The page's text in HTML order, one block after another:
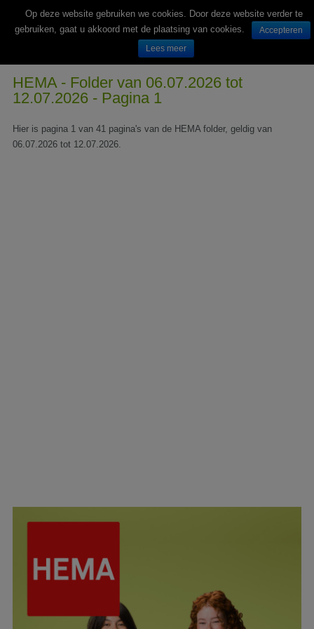
Wekelijks nieuwe folders van Nederlandse supermarkten en winkels
HEMA - Folder van 06.07.2026 tot
12.07.2026 - Pagina 1
Hier is pagina 1 van 41 pagina's van de HEMA folder, geldig van
06.07.2026 tot 12.07.2026.
Op deze website gebruiken we cookies. Door deze website verder te
gebruiken, gaat u akkoord met de plaatsing van cookies.
Accepteren
Lees meer